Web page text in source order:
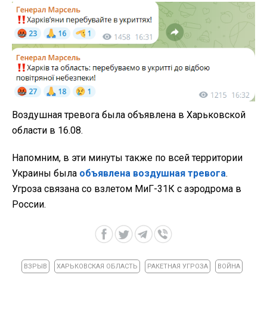
Воздушная тревога была объявлена в Харьковской
области в 16.08.
Напомним, в эти минуты также по всей территории
Украины была объявлена воздушная тревога.
Угроза связана со взлетом МиГ-31К с аэродрома в
России.
ВЗРЫВ ХАРЬКОВСКАЯ ОБЛАСТЬ РАКЕТНАЯ УГРОЗА ВОЙНА